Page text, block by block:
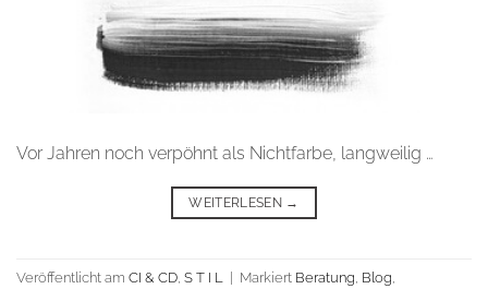
Vor Jahren noch verpöhnt als Nichtfarbe, langweilig …
WEITERLESEN →
Veröffentlicht am CI & CD S T I L | Markiert Beratung Blog